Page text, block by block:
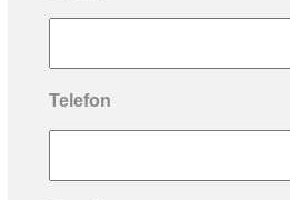
Telefon